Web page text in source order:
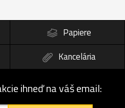
Papiere
Kancelária
ihneď na váš email: